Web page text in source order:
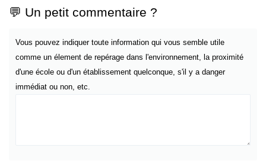
💬 Un petit commentaire ?
Vous pouvez indiquer toute information qui vous semble utile
comme un élement de repérage dans l'environnement, la proximité
d'une école ou d'un établissement quelconque, s'il y a danger
immédiat ou non, etc.